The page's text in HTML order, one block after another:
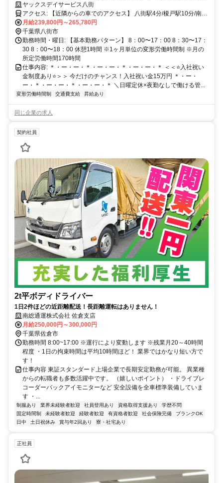
勤なし／手当充実♪
ヤックスデイサービス八街
アクセス: 【近隣からの車でのアクセス】 八街駅4分/榎戸駅10分/南
酒々井駅17分 ※車通勤可
月給239,800円～265,780円
千葉県八街市
勤務時間・曜日: 【基本勤務パターン】 8：00〜17：00 8：30〜17：
30 8：00〜18：00 休憩1時間 ※1ヶ月単位の変形労働時間制 ※月の
所定労働時間170時間
仕事内容: ＊・ー・ー・＊・ー・ー・＊・ー・ー・＊ ＜＜⭐️入社祝い
金制度あり⭐️＞＞ 今だけのチャンス！入社祝い金15万円 ＊・ー・
ー・＊・ー・ー・＊・ー・ー・＊ ＼日曜定休×夜勤なしで働ける管...
変形労働時間制 交通費支給 昇給あり
同じ企業の求人
契約社員
2t平ボディドライバー
1日2件ほどの近距離配送！長距離運転はありません！
南総通運株式会社 佐倉支店
月給250,000円～300,000円
千葉県佐倉市
勤務時間 8:00~17:00 ※運行により変動します ※残業月20～40時間
程度 ・1日の拘束時間は平均10時間ほど！ 業界ではかなり短い方で
す！
仕事内容 東証スタンダード上場企業で長期安定勤務が可能。 異業種
からの転職者も多数活躍中です。 （嬉しいポイント） ・ドライブレ
コーダーバックアイモニターなど 安全設備を全車標準装備していま
す ・...
制服あり 業界未経験者歓迎 社員登用あり 資格取得支援あり
学歴不問
固定時間制
未経験者歓迎 経験者歓迎 有資格者歓迎 社会保険完備
ブランクOK
日中
土日祝休み 賞与年2回あり 寮・社宅あり
正社員